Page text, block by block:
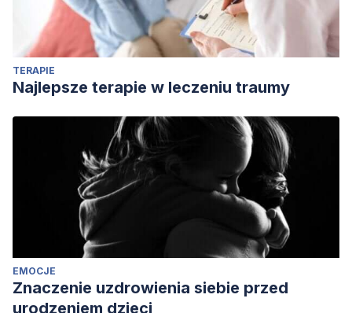
TERAPIE
Najlepsze terapie w leczeniu traumy
EMOCJE
Znaczenie uzdrowienia siebie przed
urodzeniem dzieci